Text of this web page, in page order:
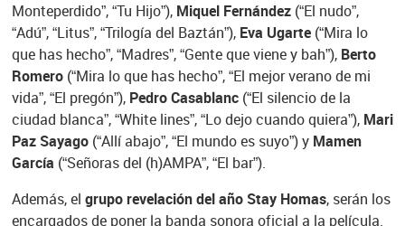
Monteperdido”, “Tu Hijo”), Miquel Fernández (“El nudo”,
“Adú”, “Litus”, “Trilogía del Baztán”), Eva Ugarte (“Mira lo
que has hecho”, “Madres”, “Gente que viene y bah”), Berto
Romero(“Mira lo que has hecho”, “El mejor verano de mi
vida”, “El pregón”), Pedro Casablanc(“El silencio de la
ciudad blanca”, “White lines”, “Lo dejo cuando quiera”), Mari
Paz Sayago(“Allí abajo”, “El mundo es suyo”) y Mamen
García (“Señoras del (h)AMPA”, “El bar”).
Además, el grupo revelación del año Stay Homas, serán los
encargados de poner la banda sonora oficial a la película.